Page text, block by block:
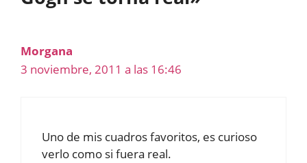
Morgana
3 noviembre, 2011 a las 16:46
Uno de mis cuadros favoritos, es curioso
verlo como si fuera real.